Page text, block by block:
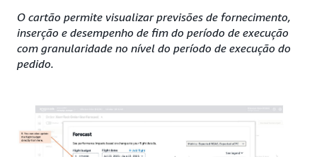
O cartão permite visualizar previsões de fornecimento,
inserção e desempenho de fim do período de execução
com granularidade no nível do período de execução do
pedido.